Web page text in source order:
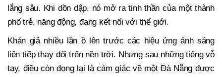
lắng sâu. Khi dồn dập, nó mở ra tinh thần của một thành
phố trẻ, năng động, đang kết nối với thế giới.
Khán giả nhiều lần ồ lên trước các hiệu ứng ánh sáng
liên tiếp thay đổi trên nền trời. Nhưng sau những tiếng vỗ
tay, điều còn đọng lại là cảm giác về một Đà Nẵng được